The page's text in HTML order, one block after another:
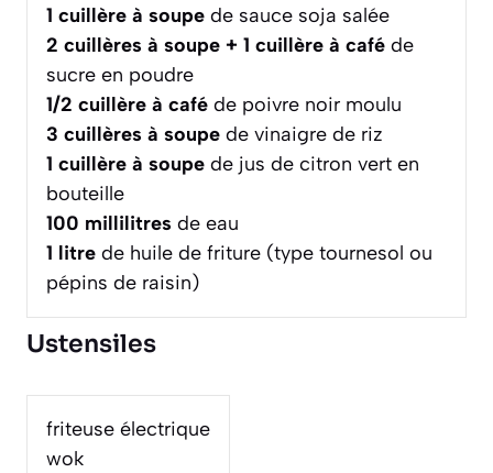
1 cuillère à soupe de sauce soja salée
2 cuillères à soupe + 1 cuillère à café de
sucre en poudre
1/2 cuillère à café de poivre noir moulu
3 cuillères à soupe de vinaigre de riz
1 cuillère à soupe de jus de citron vert en
bouteille
100 millilitres de eau
1 litre de huile de friture (type tournesol ou
pépins de raisin)
Ustensiles
friteuse électrique
wok